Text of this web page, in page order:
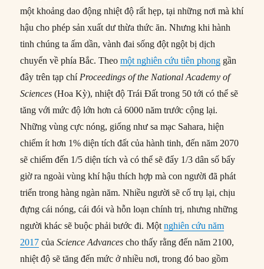
một khoảng dao động nhiệt độ rất hẹp, tại những nơi mà khí
hậu cho phép sản xuất dư thừa thức ăn. Nhưng khi hành
tinh chúng ta ấm dần, vành đai sống đột ngột bị dịch
chuyển về phía Bắc. Theomột nghiên cứu tiên phong gần
đây trên tạp chí Proceedings of the National Academy of
Sciences (Hoa Kỳ), nhiệt độ Trái Đất trong 50 tới có thể sẽ
tăng với mức độ lớn hơn cả 6000 năm trước cộng lại.
Những vùng cực nóng, giống như sa mạc Sahara, hiện
chiếm ít hơn 1% diện tích đất của hành tinh, đến năm 2070
sẽ chiếm đến 1/5 diện tích và có thể sẽ đẩy 1/3 dân số bấy
giờ ra ngoài vùng khí hậu thích hợp mà con người đã phát
triển trong hàng ngàn năm. Nhiều người sẽ cố trụ lại, chịu
đựng cái nóng, cái đói và hỗn loạn chính trị, nhưng những
người khác sẽ buộc phải bước đi. Mộtnghiên cứu năm
2017 củaScience Advances cho thấy rằng đến năm 2100,
nhiệt độ sẽ tăng đến mức ở nhiều nơi, trong đó bao gồm